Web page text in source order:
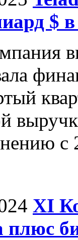
$ в
с
ХI
плюс